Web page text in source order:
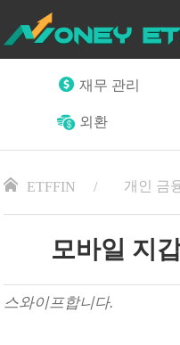
재무 관리
외환
ETFFIN 개인 금
모바일 지
스와이프합니다.